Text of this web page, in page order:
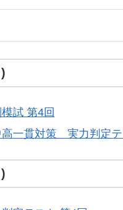
試 第4回
高一貫対策 実力判定